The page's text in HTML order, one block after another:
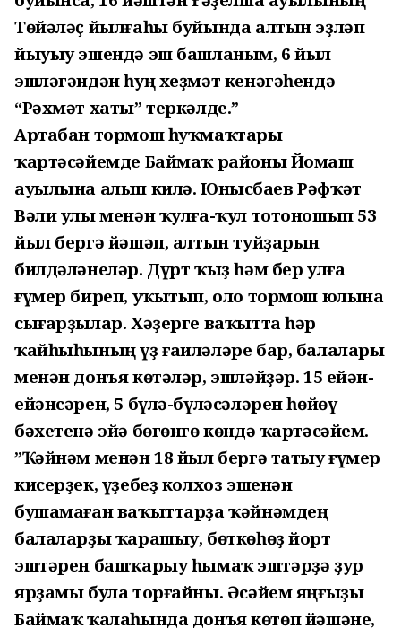
Төйәләҫ йылғаһы буйында алтын эҙләп
йыуыу эшендә эш башланым, 6 йыл
эшләгәндән һуң хеҙмәт кенәгәһендә
“Рәхмәт хаты” теркәлде.”
Артабан тормош һуҡмаҡтары
ҡартәсәйемде Баймаҡ районы Йомаш
ауылына алып килә. Юнысбаев Рәфҡәт
Вәли улы менән ҡулға-ҡул тотоношып 53
йыл бергә йәшәп, алтын туйҙарын
билдәләнеләр. Дүрт ҡыҙ һәм бер улға
ғүмер биреп, уҡытып, оло тормош юлына
сығарҙылар. Хәҙерге ваҡытта һәр
ҡайһыһының үҙ ғаиләләре бар, балалары
менән донъя көтәләр, эшләйҙәр. 15 ейән-
ейәнсәрен, 5 бүлә-бүләсәләрен һөйөү
бәхетенә эйә бөгөнгө көндә ҡартәсәйем.
”Ҡәйнәм менән 18 йыл бергә татыу ғүмер
кисерҙек, үҙебеҙ колхоз эшенән
бушамаған ваҡыттарҙа ҡәйнәмдең
балаларҙы ҡарашыу, бөткөһөҙ йорт
эштәрен башҡарыу һымаҡ эштәрҙә ҙур
ярҙамы була торғайны. Әсәйем яңғыҙы
Баймаҡ ҡалаһында донъя көтөп йәшәне,